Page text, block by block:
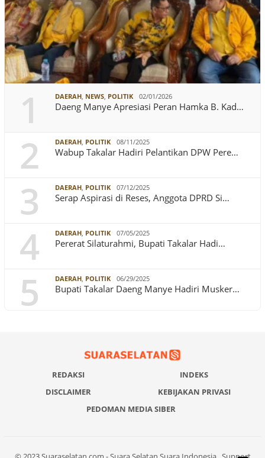
1 DAERAH, NEWS, POLITIK 02/01/2026
Daeng Manye Apresiasi Peran Hamka B. Kad…
2 DAERAH, POLITIK 08/11/2025
Wabup Takalar Hadiri Pelantikan DPW Pere…
3 DAERAH, POLITIK 07/12/2025
Serap Aspirasi di Reses, Anggota DPRD Si…
4 DAERAH, POLITIK 07/05/2025
Pererat Silaturahmi, Bupati Takalar Hadi…
5 DAERAH, POLITIK 06/29/2025
Bupati Takalar Daeng Manye Hadiri Musker…
REDAKSI
INDEKS
DISCLAIMER
KEBIJAKAN PRIVASI
PEDOMAN MEDIA SIBER